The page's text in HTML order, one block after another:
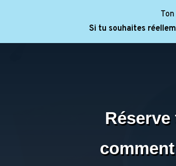
Si tu souhaites